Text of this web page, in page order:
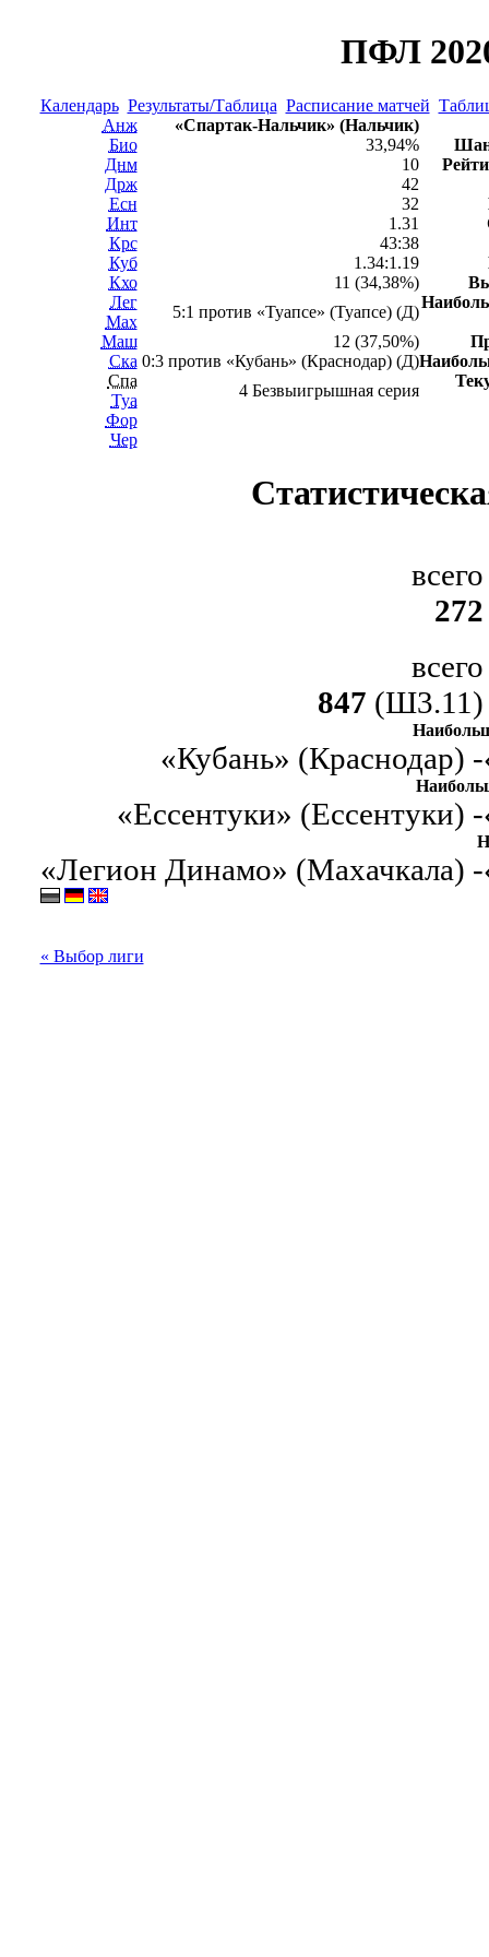
ПФЛ
Календарь Результаты/Таблица Расписание матчей
Анж
Био
Днм
Држ
Есн
Инт
Крс
Куб
Кхо
Лег
Мах
Маш
Ска
Спа
Туа
Фор
Чер
«Спартак-Нальчик» (Нальчик)
33,94%
10
42
32
1.31
43:38
1.34:1.19
11 (34,38%)
5:1 против «Туапсе» (Туапсе) (Д)
12 (37,50%)
0:3 против «Кубань» (Краснодар) (Д)
4 Безвыигрышная серия
всего
272
всего
847 (Ш3.11)
«Кубань» (Краснодар) -
«Ессентуки» (Ессентуки) -
«Легион Динамо» (Махачкала) -
« Выбор лиги